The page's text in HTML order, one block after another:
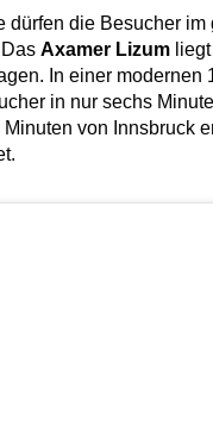
dürfen die Besucher im
Axamer Lizum
In einer modernen
in nur sechs
von Innsbruck